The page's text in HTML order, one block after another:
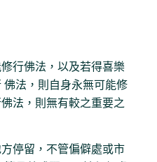
行佛法，以及若得喜樂
佛法，則自身永無可能修
法，則無有較之重要之
停留，不管偏僻處或市